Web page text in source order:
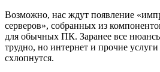
Возможно, нас ждут появление
серверов», собранных из
для обычных ПК. Заранее все
трудно, но интернет и прочие
схлопнутся.